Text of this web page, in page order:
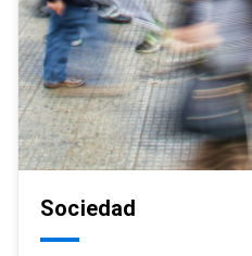
Sociedad